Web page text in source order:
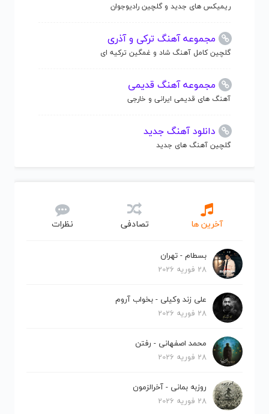
ریمیکس های جدید و گلچین رادیوجوان
مجموعه آهنگ ترکی و آذری
گلچین کامل آهنگ شاد و غمگین ترکیه ای
مجموعه آهنگ قدیمی
آهنگ های قدیمی ایرانی و خارجی
دانلود آهنگ جدید
گلچین آهنگ های جدید
آخرین ها تصادفی نظرات
بسطام - تهران
28 فوریه 2026
علی زند وکیلی - بخواب آروم
28 فوریه 2026
محمد اصفهانی - رفتن
28 فوریه 2026
روزبه بمانی - آخرالزمون
28 فوریه 2026